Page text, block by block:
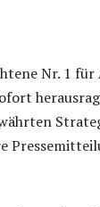
Nr. 1